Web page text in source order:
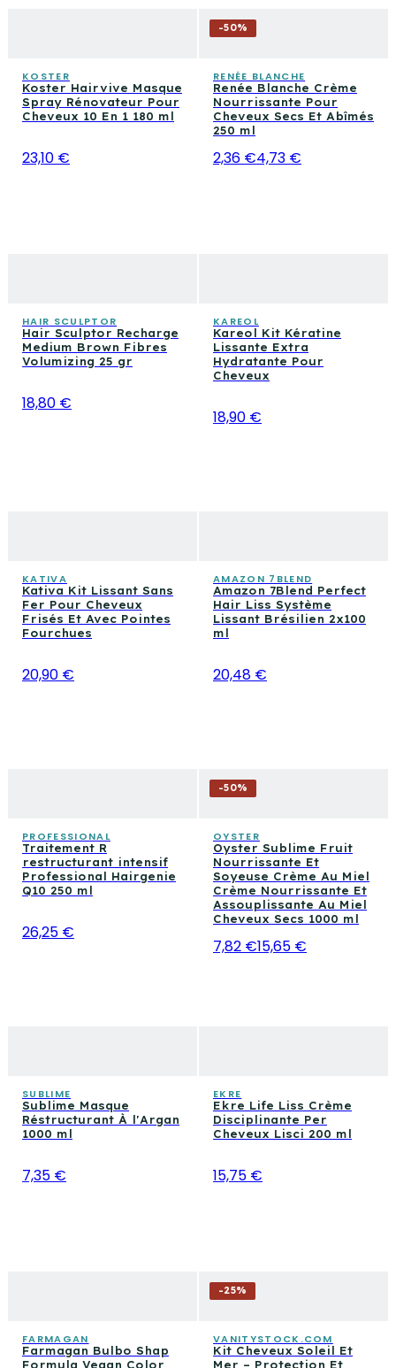
KOSTER
Koster Hairvive Masque
Spray Rénovateur Pour
Cheveux 10 En 1 180 ml
23,10 €
-50%
RENÉE BLANCHE
Renée Blanche Crème
Nourrissante Pour
Cheveux Secs Et Abîmés
250 ml
2,36 €4,73 €
HAIR SCULPTOR
Hair Sculptor Recharge
Medium Brown Fibres
Volumizing 25 gr
18,80 €
KAREOL
Kareol Kit Kératine
Lissante Extra
Hydratante Pour
Cheveux
18,90 €
KATIVA
Kativa Kit Lissant Sans
Fer Pour Cheveux
Frisés Et Avec Pointes
Fourchues
20,90 €
AMAZON 7BLEND
Amazon 7Blend Perfect
Hair Liss Système
Lissant Brésilien 2x100
ml
20,48 €
PROFESSIONAL
Traitement R
restructurant intensif
Professional Hairgenie
Q10 250 ml
26,25 €
-50%
OYSTER
Oyster Sublime Fruit
Nourrissante Et
Soyeuse Crème Au Miel
Crème Nourrissante Et
Assouplissante Au Miel
Cheveux Secs 1000 ml
7,82 €15,65 €
SUBLIME
Sublime Masque
Réstructurant À l'Argan
1000 ml
7,35 €
EKRE
Ekre Life Liss Crème
Disciplinante Per
Cheveux Lisci 200 ml
15,75 €
FARMAGAN
Farmagan Bulbo Shap
Formula Vegan Color
-25%
VANITYSTOCK.COM
Kit Cheveux Soleil Et
Mer – Protection Et